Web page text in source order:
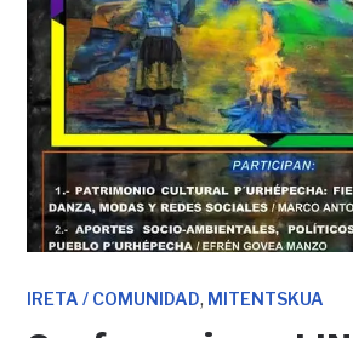
IRETA / COMUNIDAD, MITENTSKUA